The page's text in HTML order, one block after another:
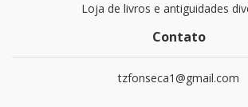
Loja de livros e antiguidades
Contato
tzfonseca1@gmail.com